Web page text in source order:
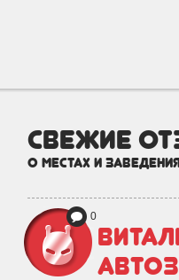
свежие
о местах и
0